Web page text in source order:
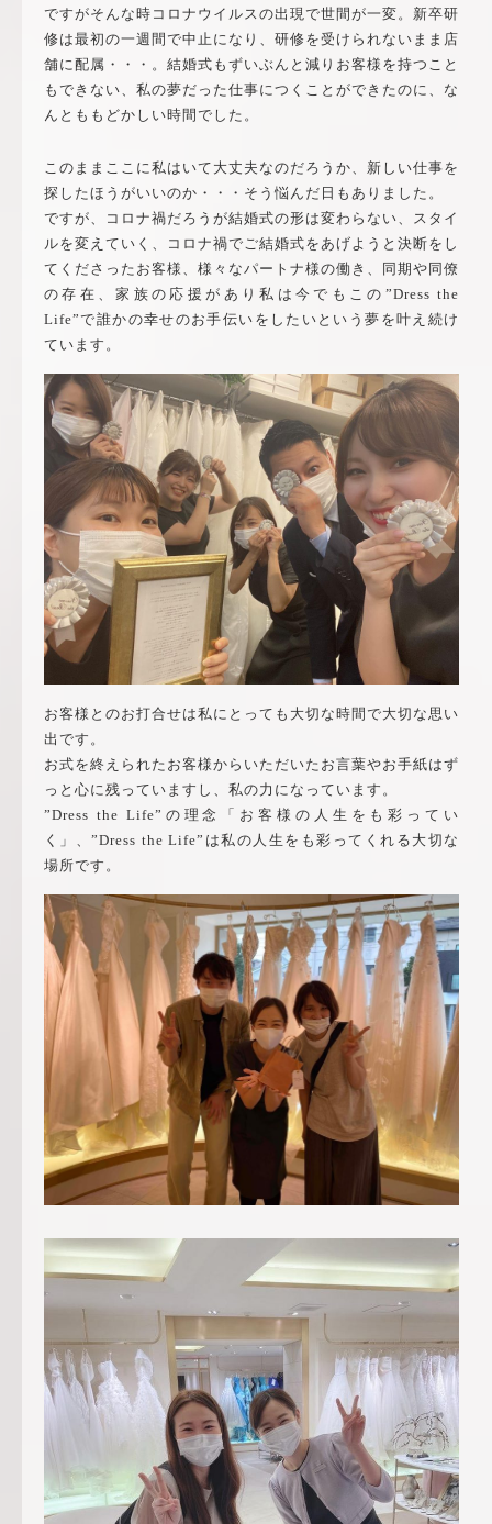
ですがそんな時コロナウイルスの出現で世間が一変。新卒研
修は最初の一週間で中止になり、研修を受けられないまま店
舗に配属・・・。結婚式もずいぶんと減りお客様を持つこと
もできない、私の夢だった仕事につくことができたのに、な
んとももどかしい時間でした。
このままここに私はいて大丈夫なのだろうか、新しい仕事を
探したほうがいいのか・・・そう悩んだ日もありました。
ですが、コロナ禍だろうが結婚式の形は変わらない、スタイ
ルを変えていく、コロナ禍でご結婚式をあげようと決断をし
てくださったお客様、様々なパートナ様の働き、同期や同僚
の存在、家族の応援があり私は今でもこの”Dress the
Life”で誰かの幸せのお手伝いをしたいという夢を叶え続け
ています。
お客様とのお打合せは私にとっても大切な時間で大切な思い
出です。
お式を終えられたお客様からいただいたお言葉やお手紙はず
っと心に残っていますし、私の力になっています。
”Dress the Life”の理念「お客様の人生をも彩ってい
く」、”Dress the Life”は私の人生をも彩ってくれる大切な
場所です。